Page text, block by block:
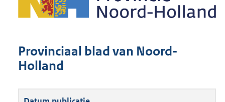
Provinciaal blad van Noord-
Holland